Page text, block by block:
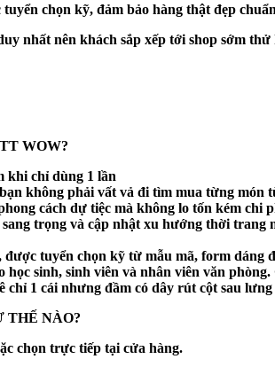
chọn kỹ, đảm bảo hàng thật đẹp
nhất nên khách sắp xếp tới shop sớm
WOW?
khi chỉ dùng 1 lần
không phải vất vả đi tìm mua từng
cách dự tiệc mà không lo tốn kém chi
trọng và cập nhật xu hướng thời
được tuyển chọn kỹ từ mẫu mã, form dáng
học sinh, sinh viên và nhân viên văn
chỉ 1 cái nhưng đầm có dây rút cột sau
THẾ NÀO?
chọn trực tiếp tại cửa hàng.